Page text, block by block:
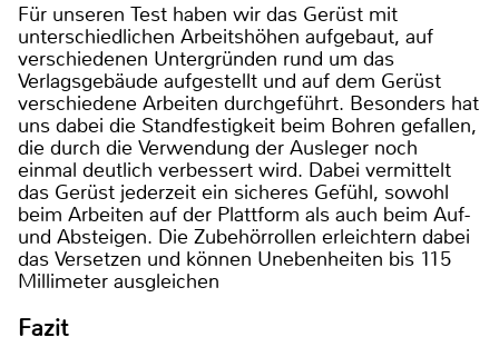
Für unseren Test haben wir das Gerüst mit
unterschiedlichen Arbeitshöhen aufgebaut, auf
verschiedenen Untergründen rund um das
Verlagsgebäude aufgestellt und auf dem Gerüst
verschiedene Arbeiten durchgeführt. Besonders hat
uns dabei die Standfestigkeit beim Bohren gefallen,
die durch die Verwendung der Ausleger noch
einmal deutlich verbessert wird. Dabei vermittelt
das Gerüst jederzeit ein sicheres Gefühl, sowohl
beim Arbeiten auf der Plattform als auch beim Auf-
und Absteigen. Die Zubehörrollen erleichtern dabei
das Versetzen und können Unebenheiten bis 115
Millimeter ausgleichen
Fazit